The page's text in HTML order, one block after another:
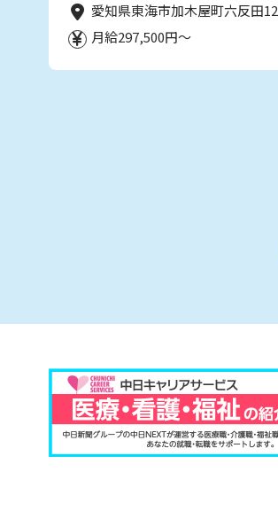
愛知県東海市加木屋町六反田12
月給297,500円～